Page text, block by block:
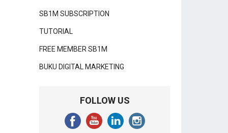
SB1M SUBSCRIPTION
TUTORIAL
FREE MEMBER SB1M
BUKU DIGITAL MARKETING
FOLLOW US